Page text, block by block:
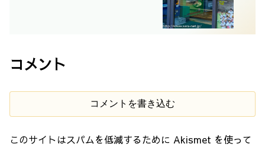
コメント
コメントを書き込む
このサイトはスパムを低減するために Akismet を使って